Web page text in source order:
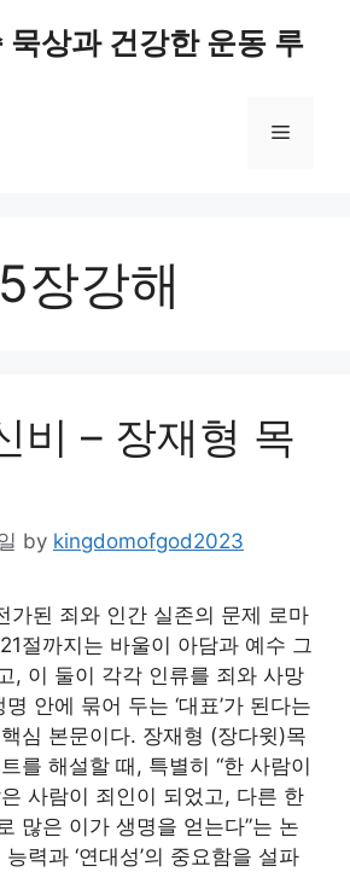
묵상과 건강한 운동 루
Menu
장강해
비 – 장재형 목
by kingdomofgod2023
가된 죄와 인간 실존의 문제 로마
절까지는 바울이 아담과 예수 그
, 이 둘이 각각 인류를 죄와 사망
안에 묶어 두는 ‘대표’가 된다는
심 본문이다. 장재형 (장다윗)목
를 해설할 때, 특별히 “한 사람이
사람이 죄인이 되었고, 다른 한
많은 이가 생명을 얻는다”는 논
력과 ‘연대성’의 중요함을 설파